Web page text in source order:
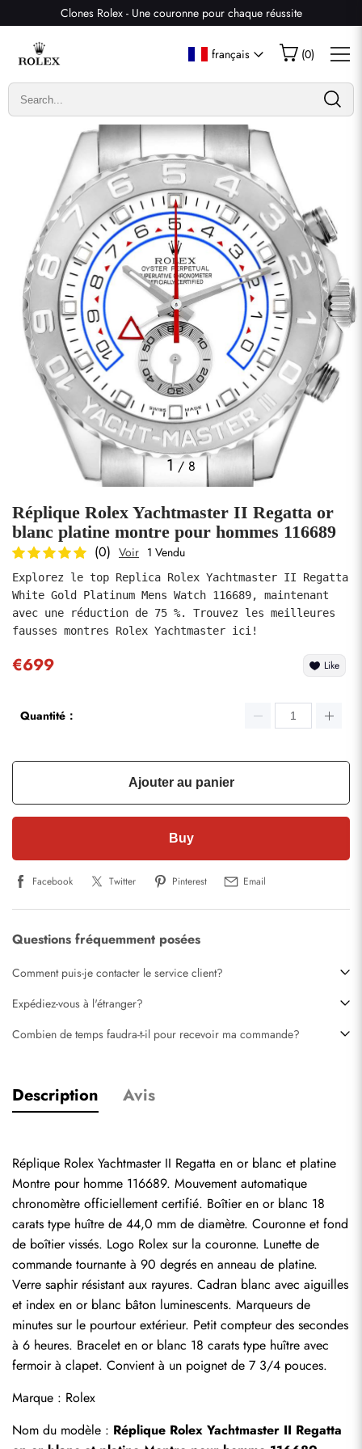
Clones Rolex - Une couronne pour chaque réussite
français (0)
1 / 8
Réplique Rolex Yachtmaster II Regatta or
blanc platine montre pour hommes 116689
(0) Voir 1 Vendu
Explorez le top Replica Rolex Yachtmaster II Regatta
White Gold Platinum Mens Watch 116689, maintenant
avec une réduction de 75 %. Trouvez les meilleures
fausses montres Rolex Yachtmaster ici!
€699 Like
Quantité：
Ajouter au panier
Buy
Facebook Twitter Pinterest Email
Questions fréquemment posées
Comment puis-je contacter le service client?
Expédiez-vous à l'étranger?
Combien de temps faudra-t-il pour recevoir ma commande?
Description Avis
Réplique Rolex Yachtmaster II Regatta en or blanc et platine
Montre pour homme 116689. Mouvement automatique
chronomètre officiellement certifié. Boîtier en or blanc 18
carats type huître de 44,0 mm de diamètre. Couronne et fond
de boîtier vissés. Logo Rolex sur la couronne. Lunette de
commande tournante à 90 degrés en anneau de platine.
Verre saphir résistant aux rayures. Cadran blanc avec aiguilles
et index en or blanc bâton luminescents. Marqueurs de
minutes sur le pourtour extérieur. Petit compteur des secondes
à 6 heures. Bracelet en or blanc 18 carats type huître avec
fermoir à clapet. Convient à un poignet de 7 3/4 pouces.
Marque : Rolex
Nom du modèle : Réplique Rolex Yachtmaster II Regatta
Écrire un commentaire
Seuls les clients ayant acheté cet article sont autorisés à
laisser un commentaire.
commentaires
soumettre